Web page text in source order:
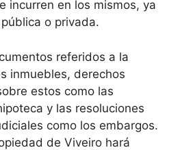
incurren en los mismos, ya
o privada.
referidos a la
inmuebles, derechos
estos como las
y las resoluciones
como los embargos.
de Viveiro hará